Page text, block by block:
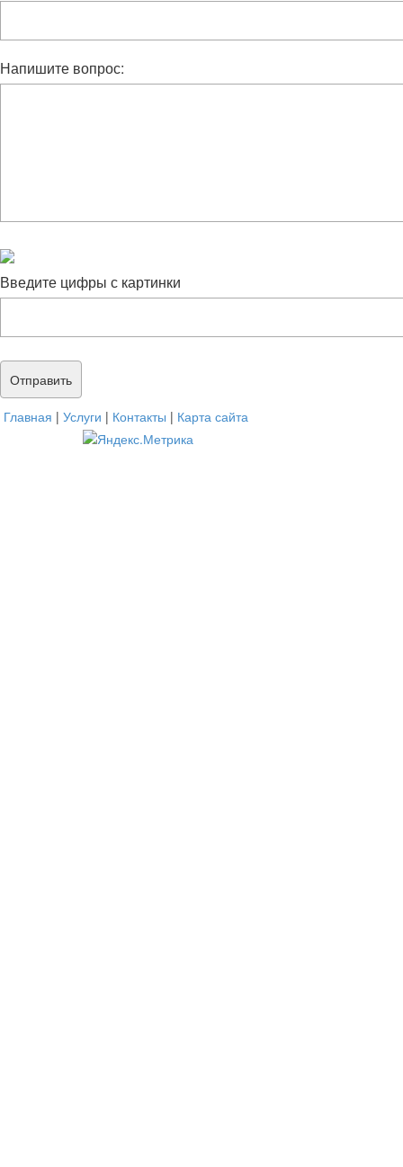
Напишите вопрос:
Введите цифры с картинки
Главная | Услуги | Контакты | Карта сайта